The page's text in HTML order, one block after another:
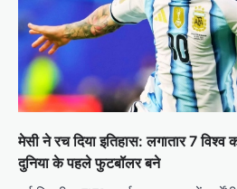
मेसी ने रच दिया इतिहास: लगातार 7
दुनिया के पहले फुटबॉलर बने